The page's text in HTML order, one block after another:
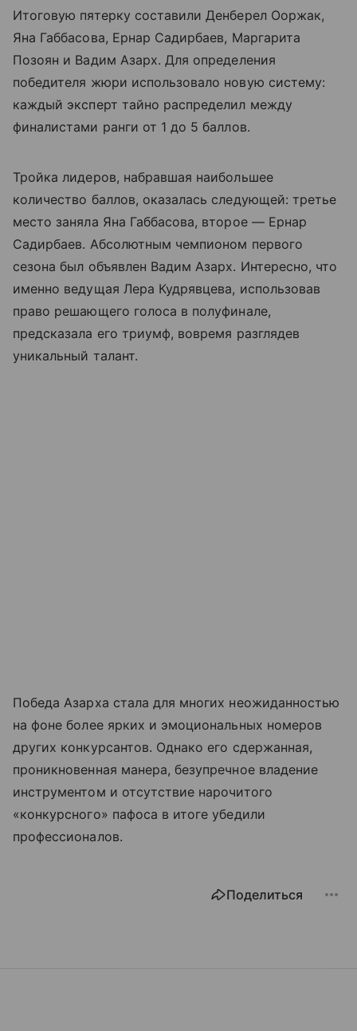
Итоговую пятерку составили Денберел Ооржак,
Яна Габбасова, Ернар Садирбаев, Маргарита
Позоян и Вадим Азарх. Для определения
победителя жюри использовало новую систему:
каждый эксперт тайно распределил между
финалистами ранги от 1 до 5 баллов.
Тройка лидеров, набравшая наибольшее
количество баллов, оказалась следующей: третье
место заняла Яна Габбасова, второе — Ернар
Садирбаев. Абсолютным чемпионом первого
сезона был объявлен Вадим Азарх. Интересно, что
именно ведущая Лера Кудрявцева, использовав
право решающего голоса в полуфинале,
предсказала его триумф, вовремя разглядев
уникальный талант.
Победа Азарха стала для многих неожиданностью
на фоне более ярких и эмоциональных номеров
других конкурсантов. Однако его сдержанная,
проникновенная манера, безупречное владение
инструментом и отсутствие нарочитого
«конкурсного» пафоса в итоге убедили
профессионалов.
Поделиться